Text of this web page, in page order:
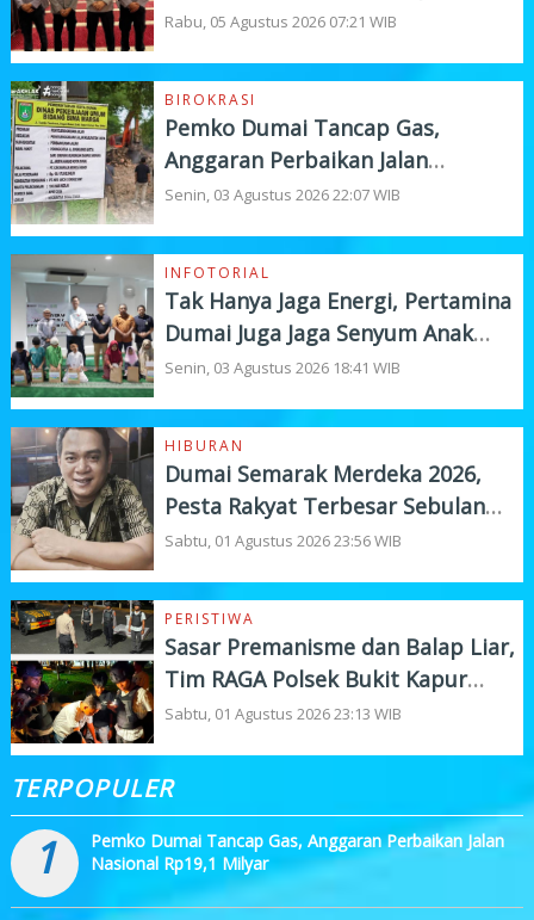
Tampung Curhat Warga
Rabu, 05 Agustus 2026 07:21 WIB
BIROKRASI
Pemko Dumai Tancap Gas,
Anggaran Perbaikan Jalan
Nasional Rp19,1 Milyar
Senin, 03 Agustus 2026 22:07 WIB
INFOTORIAL
Tak Hanya Jaga Energi, Pertamina
Dumai Juga Jaga Senyum Anak
Yatim
Senin, 03 Agustus 2026 18:41 WIB
HIBURAN
Dumai Semarak Merdeka 2026,
Pesta Rakyat Terbesar Sebulan
Penuh
Sabtu, 01 Agustus 2026 23:56 WIB
PERISTIWA
Sasar Premanisme dan Balap Liar,
Tim RAGA Polsek Bukit Kapur
Gelar KRYD
Sabtu, 01 Agustus 2026 23:13 WIB
TERPOPULER
1
Pemko Dumai Tancap Gas, Anggaran Perbaikan Jalan
Nasional Rp19,1 Milyar